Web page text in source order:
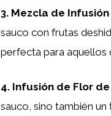
3. Mezcla de
sauco con frutas
perfecta para aquellos
4. Infusión de Flor
sauco, sino también